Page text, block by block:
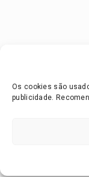
Os cookies são
publicidade.